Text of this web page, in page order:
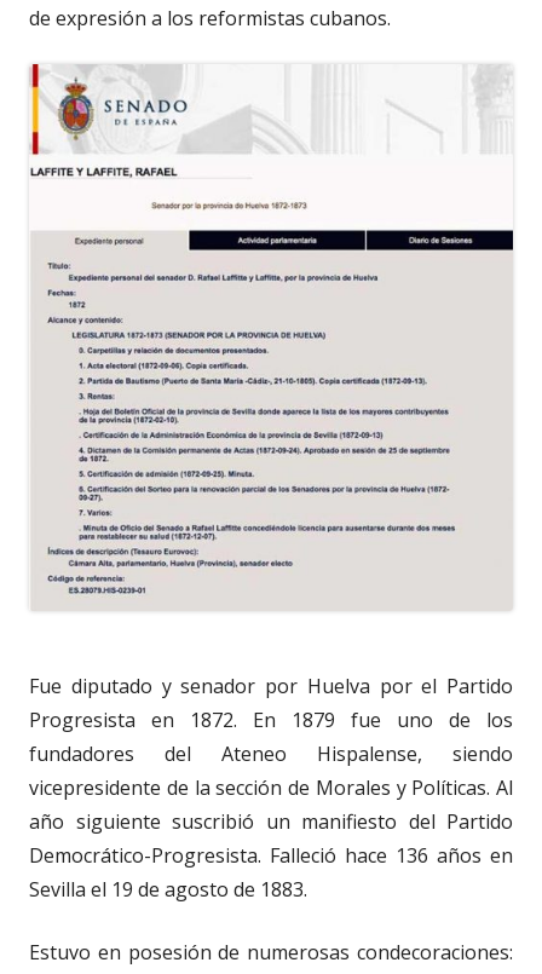
de expresión a los reformistas cubanos.
Fue diputado y senador por Huelva por el Partido
Progresista en 1872. En 1879 fue uno de los
fundadores del Ateneo Hispalense, siendo
vicepresidente de la sección de Morales y Políticas. Al
año siguiente suscribió un manifiesto del Partido
Democrático-Progresista. Falleció hace 136 años en
Sevilla el 19 de agosto de 1883.
Estuvo en posesión de numerosas condecoraciones: